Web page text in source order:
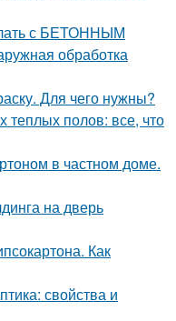
с БЕТОННЫМ
обработка
Для чего нужны?
полов: все, что
в частном доме.
на дверь
Как
свойства и